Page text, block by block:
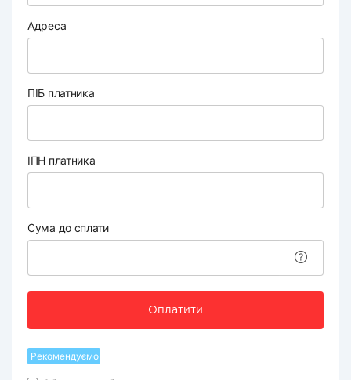
Адреса
ПІБ платника
ІПН платника
Сума до сплати
Оплатити
Рекомендуємо